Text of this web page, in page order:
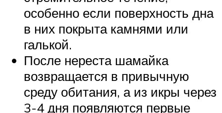
особенно если поверхность дна
в них покрыта камнями или
галькой.
После нереста шамайка
возвращается в привычную
среду обитания, а из икры через
3-4 дня появляются первые